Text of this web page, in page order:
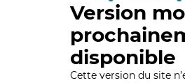
Version
disponible
Cette version du site